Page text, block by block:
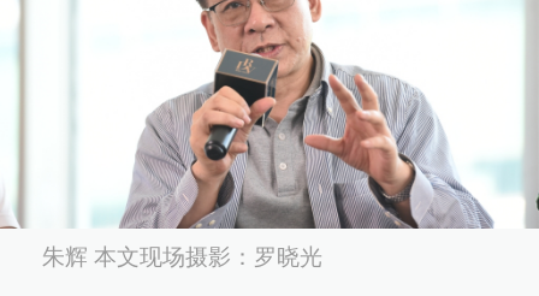
朱辉 本文现场摄影：罗晓光